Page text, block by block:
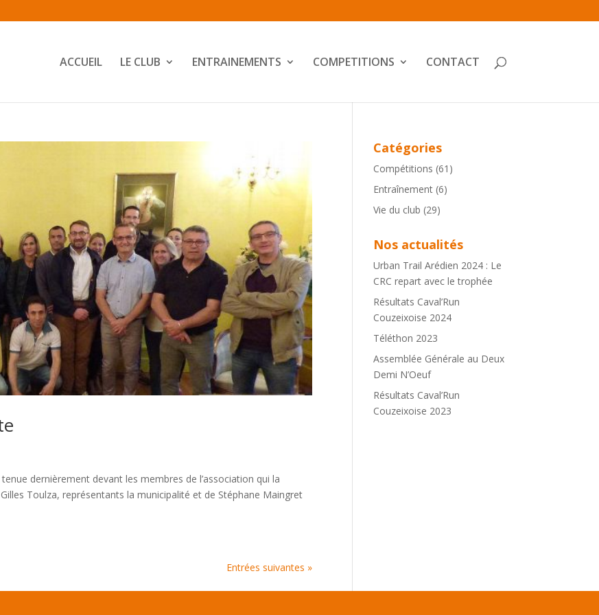
ACCUEIL LE CLUB ENTRAINEMENTS COMPETITIONS CONTACT
tenue dernièrement devant les membres de l’association qui la
Toulza, représentants la municipalité et de Stéphane Maingret
Entrées suivantes »
Catégories
Compétitions (61)
Entraînement (6)
Vie du club (29)
Nos actualités
Urban Trail Arédien 2024 : Le
CRC repart avec le trophée
Résultats Caval’Run
Couzeixoise 2024
Téléthon 2023
Assemblée Générale au Deux
Demi N’Oeuf
Résultats Caval’Run
Couzeixoise 2023